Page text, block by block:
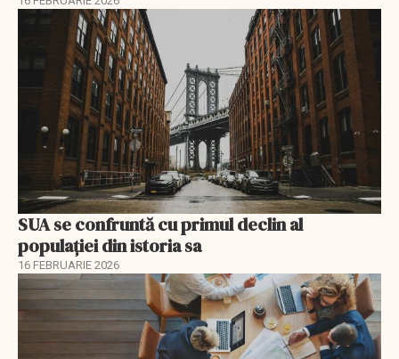
SUA se confruntă cu primul declin al
populației din istoria sa
16 FEBRUARIE 2026